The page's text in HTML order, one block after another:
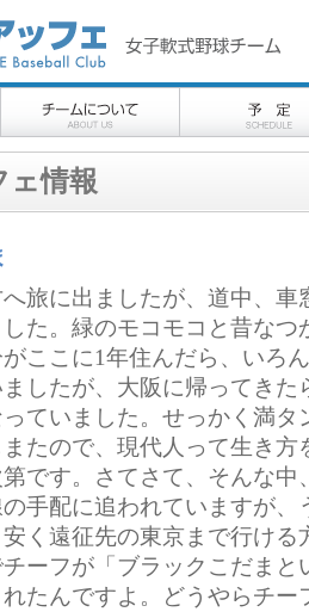
ェ情報
旅に出ましたが、道中、車
た。緑のモコモコと昔なつ
ここに1年住んだら、いろ
したが、大阪に帰ってきた
ていました。せっかく満タ
たので、現代人って生き
です。さてさて、そんな中
手配に追われていますが、
く遠征先の東京まで行ける
ーフが「ブラックこだまと
たんですよ。どうやらチー